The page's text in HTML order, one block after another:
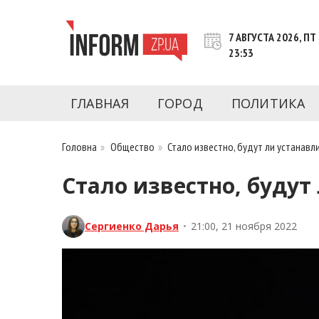
INFORM.ZP.UA – это информационный
последние новости Запорожья и
7 АВГУСТА 2026, ПТ
23:53
ГЛАВНАЯ ГОРОД ПОЛИТИКА
Головна » Общество »Стало известно, будут ли
Стало известно,
Сергиенко Дарья • 21:00, 21 ноября 2022